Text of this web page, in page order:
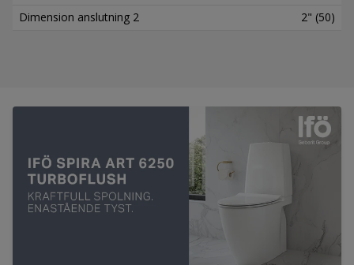
Dimension anslutning 2
2" (50)